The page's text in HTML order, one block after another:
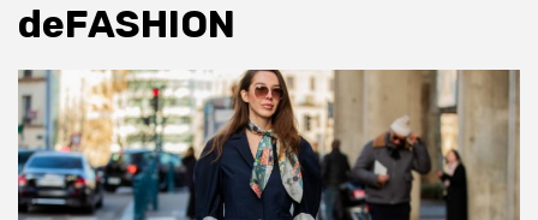
deFASHION